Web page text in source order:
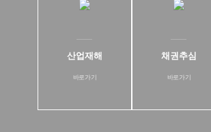
산업재해
바로가기
채권추심
바로가기